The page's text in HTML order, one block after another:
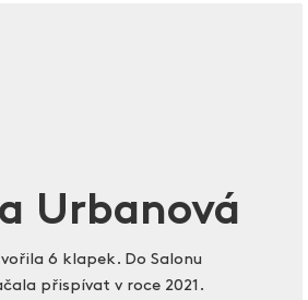
Urbanová
6 klapek. Do Salonu
přispívat v roce 2021.